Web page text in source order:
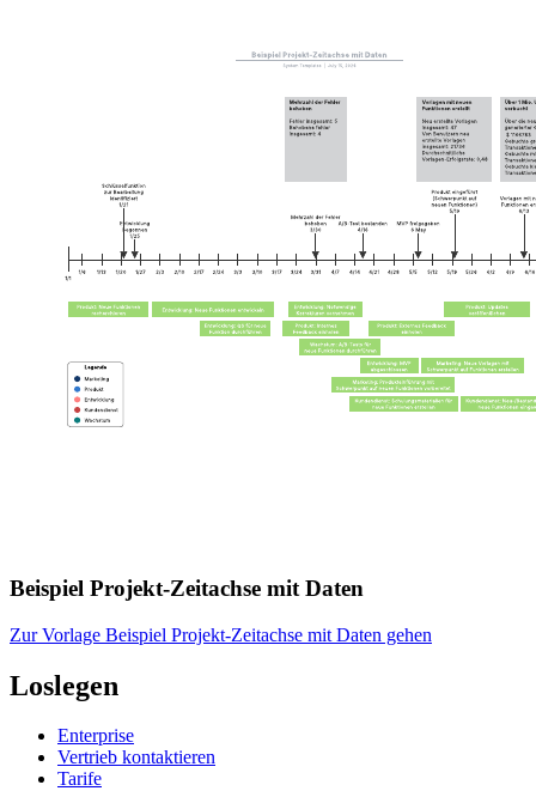
Beispiel Projekt-Zeitachse mit Daten
Zur Vorlage Beispiel Projekt-Zeitachse mit Daten gehen
Loslegen
Enterprise
Vertrieb kontaktieren
Tarife